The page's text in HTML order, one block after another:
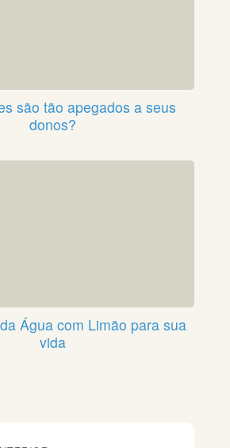
são tão apegados a seus
donos?
Água com Limão para sua
vida